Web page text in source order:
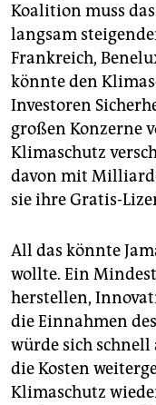
Koalition muss
langsam
Frankreich,
könnte den
Investoren
großen Konzerne
Klimaschutz
davon mit
sie ihre Gratis-
All das könnte
wollte. Ein
herstellen,
die Einnahmen
würde sich schnell
die Kosten
Klimaschutz